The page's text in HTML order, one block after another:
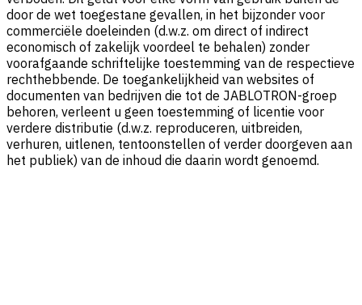
door de wet toegestane gevallen, in het bijzonder voor
commerciële doeleinden (d.w.z. om direct of indirect
economisch of zakelijk voordeel te behalen) zonder
voorafgaande schriftelijke toestemming van de respectieve
rechthebbende. De toegankelijkheid van websites of
documenten van bedrijven die tot de JABLOTRON-groep
behoren, verleent u geen toestemming of licentie voor
verdere distributie (d.w.z. reproduceren, uitbreiden,
verhuren, uitlenen, tentoonstellen of verder doorgeven aan
het publiek) van de inhoud die daarin wordt genoemd.